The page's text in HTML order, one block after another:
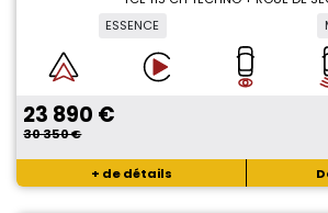
ESSENCE
23 890 €
30 350 €
+ de détails